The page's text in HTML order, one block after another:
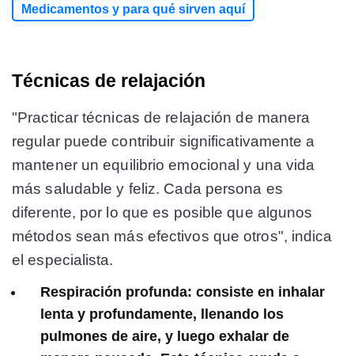
Medicamentos y para qué sirven aquí
Técnicas de relajación
"Practicar técnicas de relajación de manera
regular puede contribuir significativamente a
mantener un equilibrio emocional y una vida
más saludable y feliz. Cada persona es
diferente, por lo que es posible que algunos
métodos sean más efectivos que otros", indica
el especialista.
Respiración profunda: consiste en inhalar
lenta y profundamente, llenando los
pulmones de aire, y luego exhalar de